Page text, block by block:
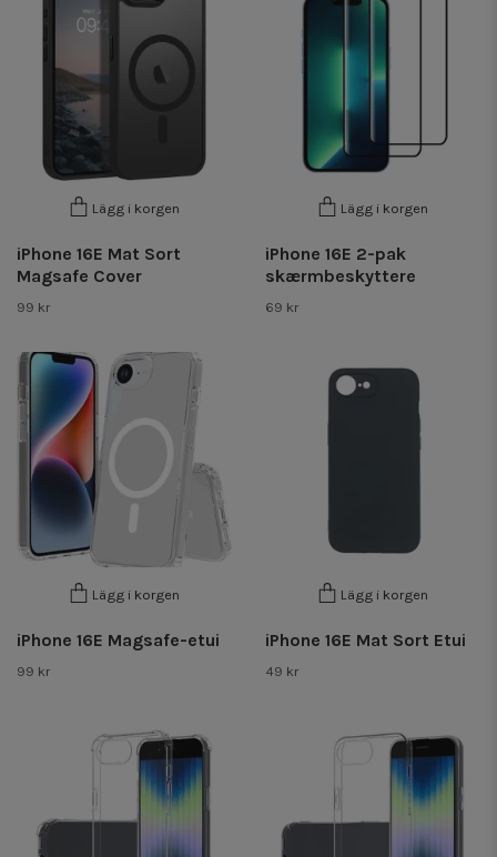
Lägg i korgen
iPhone 16E Mat Sort
Magsafe Cover
99 kr
Lägg i korgen
iPhone 16E 2-pak
skærmbeskyttere
69 kr
Lägg i korgen
iPhone 16E Magsafe-etui
99 kr
Lägg i korgen
iPhone 16E Mat Sort Etui
49 kr